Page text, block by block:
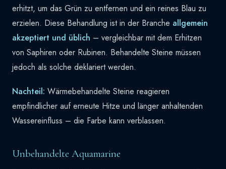
erhitzt, um das Grün zu entfernen und ein reines Blau zu
erzielen. Diese Behandlung ist in der Branche allgemein
akzeptiert und üblich – vergleichbar mit dem Erhitzen
von Saphiren oder Rubinen. Behandelte Steine müssen
jedoch als solche deklariert werden.
Nachteil: Wärmebehandelte Steine reagieren
empfindlicher auf erneute Hitze und länger anhaltenden
Wassereinfluss – die Farbe kann verblassen.
Unbehandelte Aquamarine